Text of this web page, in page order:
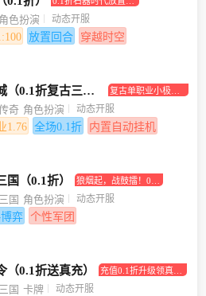
合挂机手游
角色扮演 动态开服
放置回合 穿越时空
天封城（0.1折复古三职业）
复古单职业小极品
传奇手游
奇 角色扮演 动态开服
1.76 全场0.1折 内置自动挂机
国（0.1折）
狼烟起，战鼓擂！0.1
折助你坐拥江山美人
三国 角色扮演 动态开服
弈 个性军团
（0.1折送真充）
充值0.1折升级领真充
三国 卡牌 动态开服